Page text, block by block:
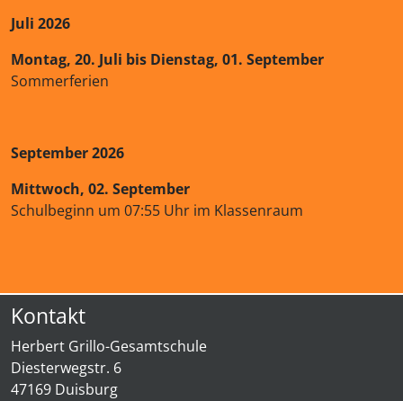
Juli 2026
Montag, 20. Juli bis Dienstag, 01. September
Sommerferien
September 2026
Mittwoch, 02. September
Schulbeginn um 07:55 Uhr im Klassenraum
Kontakt
Herbert Grillo-Gesamtschule
Diesterwegstr. 6
47169 Duisburg